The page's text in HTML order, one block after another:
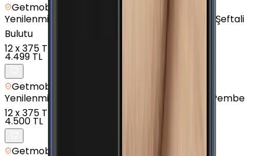
Getmobil Güvencesi
Yenilenmiş
Samsung Galaxy A5 2017 - 32 GB - Şeftali
Bulutu
12x375 TL
4.499 TL
Getmobil Güvencesi
Yenilenmiş
Samsung Galaxy J4 Plus - 16 GB - Pembe
12x375 TL
4.500 TL
Getmobil Güvencesi